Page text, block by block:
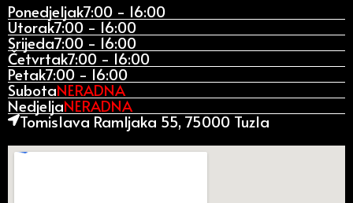
Ponedjeljak7:00 - 16:00
Utorak7:00 - 16:00
Srijeda7:00 - 16:00
Četvrtak7:00 - 16:00
Petak7:00 - 16:00
SubotaNERADNA
NedjeljaNERADNA
Tomislava Ramljaka 55, 75000 Tuzla